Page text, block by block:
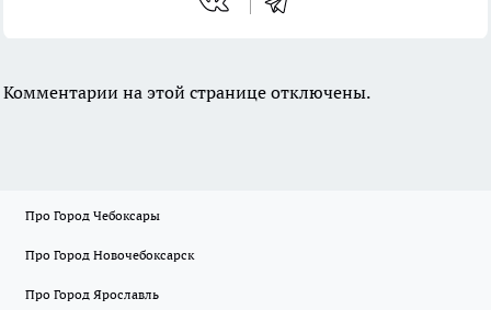
Комментарии на этой странице отключены.
Про Город Чебоксары
Про Город Новочебоксарск
Про Город Ярославль